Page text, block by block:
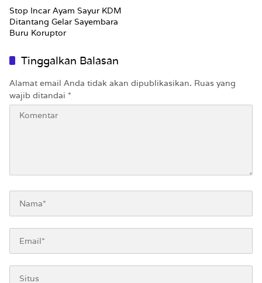
Stop Incar Ayam Sayur KDM
Ditantang Gelar Sayembara
Buru Koruptor
Tinggalkan Balasan
Alamat email Anda tidak akan dipublikasikan. Ruas yang
wajib ditandai *